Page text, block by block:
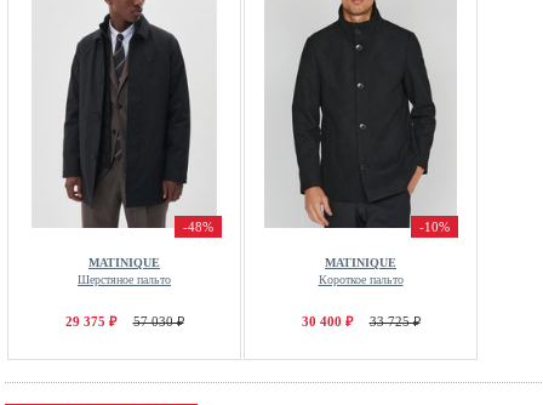
-48%
MATINIQUE
Шерстяное пальто
29 375 ₽ 57 030 ₽
-10%
MATINIQUE
Короткое пальто
30 400 ₽ 33 725 ₽